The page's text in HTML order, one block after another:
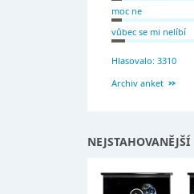
moc ne
vůbec se mi nelíbí
Hlasovalo: 3310
Archiv anket
NEJSTAHOVANĚJŠÍ